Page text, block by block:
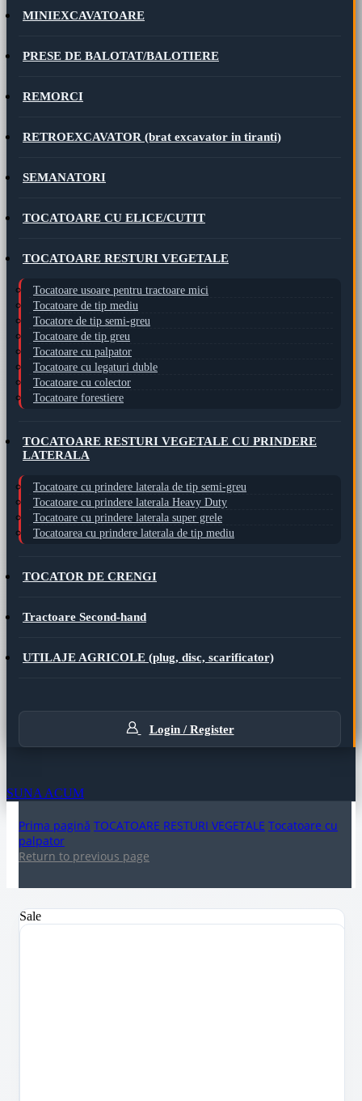
MINIEXCAVATOARE
PRESE DE BALOTAT/BALOTIERE
REMORCI
RETROEXCAVATOR (brat excavator in tiranti)
SEMANATORI
TOCATOARE CU ELICE/CUTIT
TOCATOARE RESTURI VEGETALE
Tocatoare usoare pentru tractoare mici
Tocatoare de tip mediu
Tocatore de tip semi-greu
Tocatoare de tip greu
Tocatoare cu palpator
Tocatoare cu legaturi duble
Tocatoare cu colector
Tocatoare forestiere
TOCATOARE RESTURI VEGETALE CU PRINDERE
LATERALA
Tocatoare cu prindere laterala de tip semi-greu
Tocatoare cu prindere laterala Heavy Duty
Tocatoare cu prindere laterala super grele
Tocatoarea cu prindere laterala de tip mediu
TOCATOR DE CRENGI
Tractoare Second-hand
UTILAJE AGRICOLE (plug, disc, scarificator)
Login / Register
SUNA ACUM
Prima pagină TOCATOARE RESTURI VEGETALE Tocatoare cu
palpator
Return to previous page
Sale